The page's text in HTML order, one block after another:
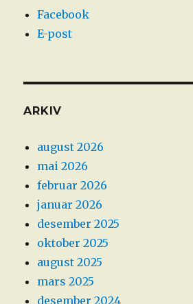
Facebook
E-post
ARKIV
august 2026
mai 2026
februar 2026
januar 2026
desember 2025
oktober 2025
august 2025
mars 2025
desember 2024